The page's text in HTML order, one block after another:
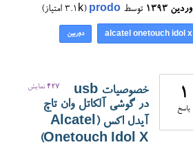
توسط prodo
(
3.1k امتیاز)
alcatel onetouch idol x دوربین
1
پاسخ
427 نمایش
خصوصیات usb
در گوشی آلکاتل وان تاچ
آیدل اکس (Alcatel
Onetouch Idol X)